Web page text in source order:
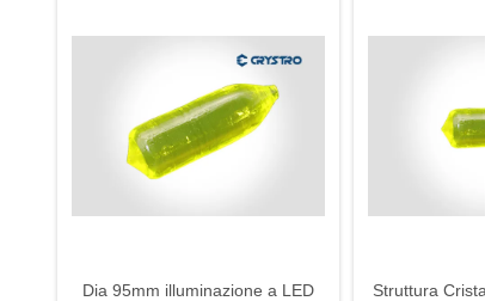
Dia 95mm illuminazione a LED
Struttura